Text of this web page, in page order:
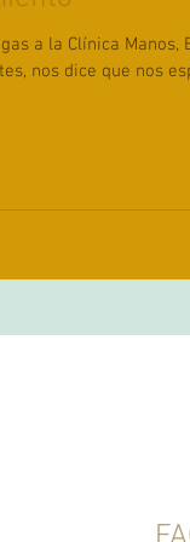
a la Clínica
dice que nos esperemos. De una